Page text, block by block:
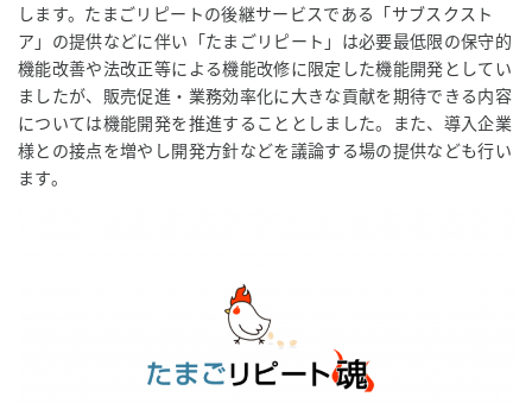
します。たまごリピートの後継サービスである「サブスクスト
ア」の提供などに伴い「たまごリピート」は必要最低限の保守的
機能改善や法改正等による機能改修に限定した機能開発としてい
ましたが、販売促進・業務効率化に大きな貢献を期待できる内容
については機能開発を推進することとしました。また、導入企業
様との接点を増やし開発方針などを議論する場の提供なども行い
ます。